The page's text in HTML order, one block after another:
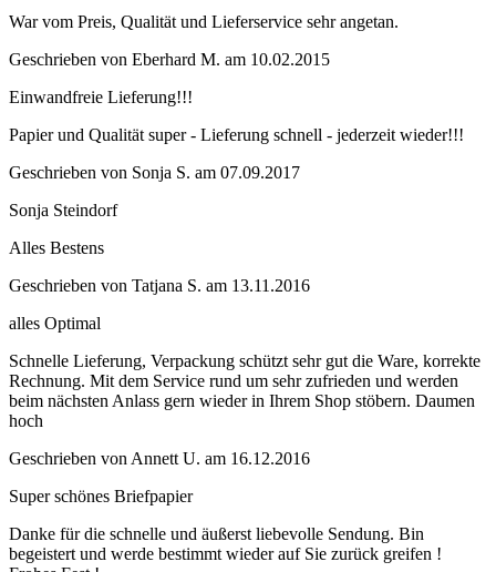
War vom Preis, Qualität und Lieferservice sehr angetan.
Geschrieben von Eberhard M. am 10.02.2015
Einwandfreie Lieferung!!!
Papier und Qualität super - Lieferung schnell - jederzeit wieder!!!
Geschrieben von Sonja S. am 07.09.2017
Sonja Steindorf
Alles Bestens
Geschrieben von Tatjana S. am 13.11.2016
alles Optimal
Schnelle Lieferung, Verpackung schützt sehr gut die Ware, korrekte
Rechnung. Mit dem Service rund um sehr zufrieden und werden
beim nächsten Anlass gern wieder in Ihrem Shop stöbern. Daumen
hoch
Geschrieben von Annett U. am 16.12.2016
Super schönes Briefpapier
Danke für die schnelle und äußerst liebevolle Sendung. Bin
begeistert und werde bestimmt wieder auf Sie zurück greifen !